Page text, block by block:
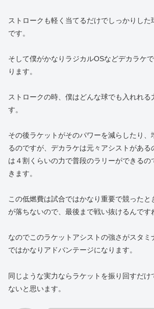
ストロークも軽く当てるだけでしっかりした
です。
そして僕がかなりラジカルOSなどデカラケ
ります。
ストロークの時、僕はどんな球でも入れれる
す。
その後ラケットがそのパワーを減らしたり、
るのですが、デカラケは元々アシストがある
は４割くらいの力で普段のラリーができるの
きます。
この低燃費は試合ではかなり重要で競ったと
が落ちないので、最後まで戦い抜けるんです
なのでこのラケットアシストの強さがスタミ
ではかなりアドバンテージになります。
同じような実力ならラケットを振り回すだけ
ないと思います。